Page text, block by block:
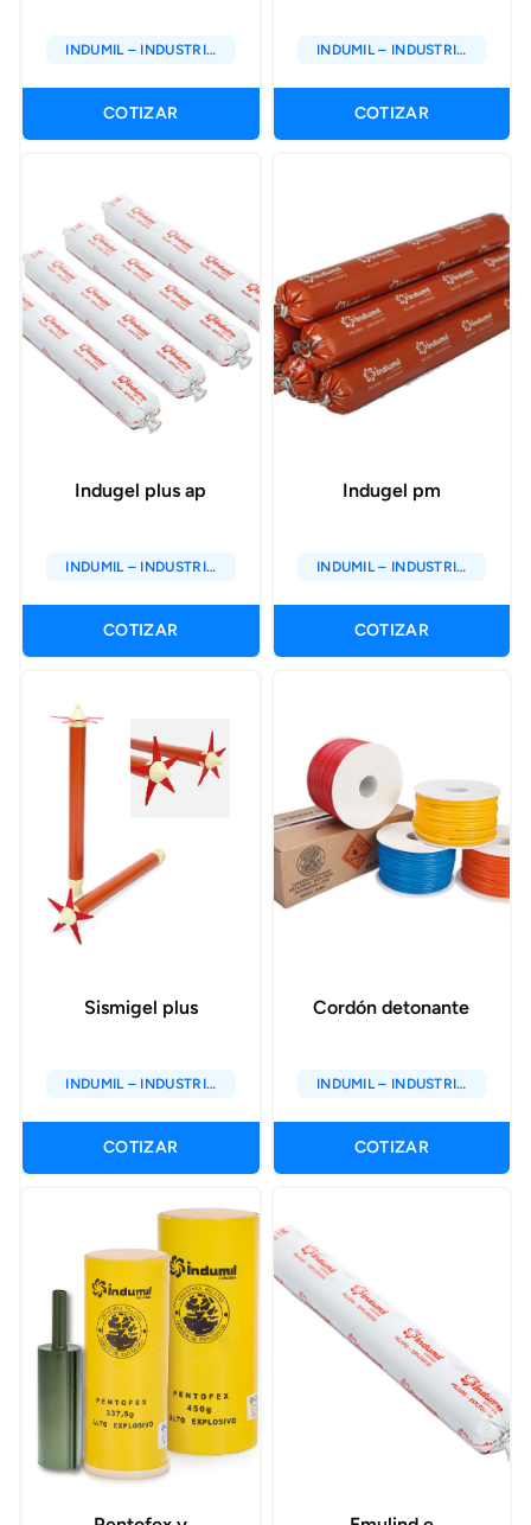
INDUMIL – INDUSTRIA
COTIZAR
INDUMIL – INDUSTRIA
COTIZAR
Indugel plus ap
INDUMIL – INDUSTRIA
COTIZAR
Indugel pm
INDUMIL – INDUSTRIA
COTIZAR
Sismigel plus
INDUMIL – INDUSTRIA
COTIZAR
Cordón detonante
INDUMIL – INDUSTRIA
COTIZAR